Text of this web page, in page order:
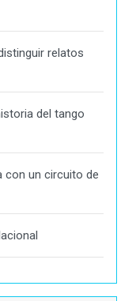
relatos
del tango
con un circuito de